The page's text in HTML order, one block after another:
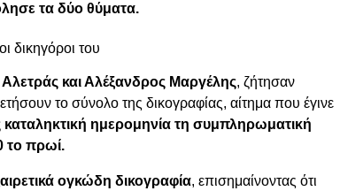
τα δύο θύματα.
δικηγόροι του
Αλετράς και Αλέξανδρος Μαργέλης, ζήτησαν
το σύνολο της δικογραφίας, αίτημα που έγινε
καταληκτική ημερομηνία τη συμπληρωματική
το πρωί.
ογκώδη δικογραφία, επισημαίνοντας ότι